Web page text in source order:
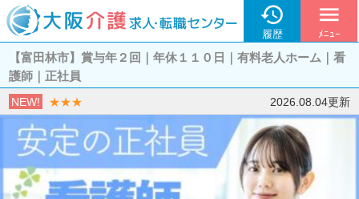

履歴
menu
ﾒﾆｭｰ
【富田林市】賞与年２回｜年休１１０日｜有料老人ホーム｜看
護師｜正社員
NEW! ★★★ 2026.08.04更新